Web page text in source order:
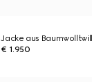
Jacke aus
€ 1.950